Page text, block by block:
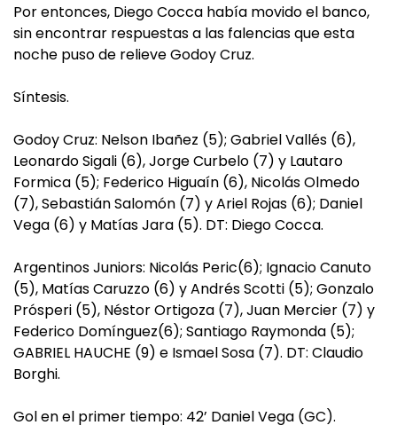
Por entonces, Diego Cocca había movido el banco,
sin encontrar respuestas a las falencias que esta
noche puso de relieve Godoy Cruz.
Síntesis.
Godoy Cruz: Nelson Ibañez (5); Gabriel Vallés (6),
Leonardo Sigali (6), Jorge Curbelo (7) y Lautaro
Formica (5); Federico Higuaín (6), Nicolás Olmedo
(7), Sebastián Salomón (7) y Ariel Rojas (6); Daniel
Vega (6) y Matías Jara (5). DT: Diego Cocca.
Argentinos Juniors: Nicolás Peric(6); Ignacio Canuto
(5), Matías Caruzzo (6) y Andrés Scotti (5); Gonzalo
Prósperi (5), Néstor Ortigoza (7), Juan Mercier (7) y
Federico Domínguez(6); Santiago Raymonda (5);
GABRIEL HAUCHE (9) e Ismael Sosa (7). DT: Claudio
Borghi.
Gol en el primer tiempo: 42’ Daniel Vega (GC).